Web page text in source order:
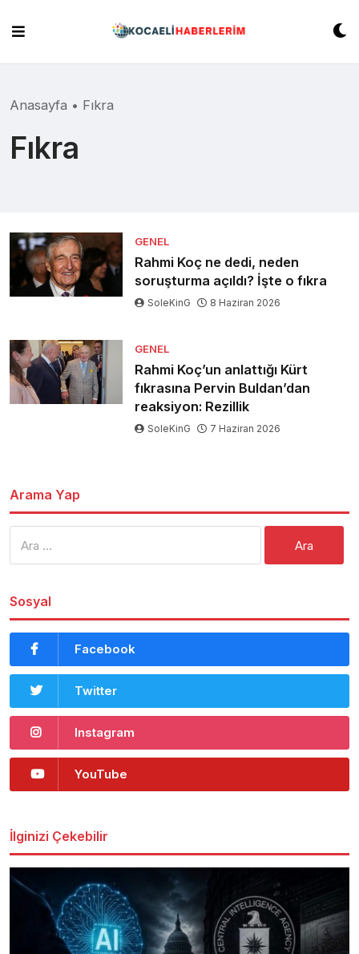
content
Anasayfa • Fıkra
Fıkra
GENEL
Rahmi Koç ne dedi, neden
soruşturma açıldı? İşte o fıkra
SoleKinG 8 Haziran 2026
GENEL
Rahmi Koç’un anlattığı Kürt
fıkrasına Pervin Buldan’dan
reaksiyon: Rezillik
SoleKinG 7 Haziran 2026
Arama Yap
Sosyal
Facebook
Twitter
Instagram
YouTube
İlginizi Çekebilir